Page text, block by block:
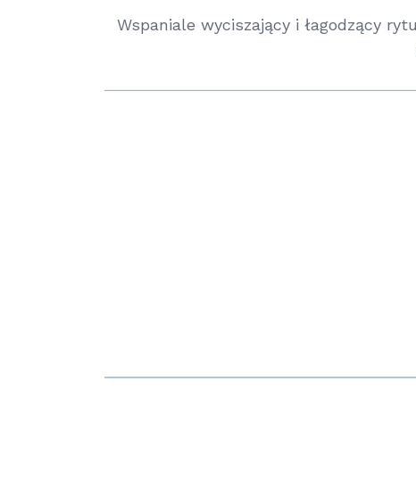
Wspaniale wyciszający i łagodzący